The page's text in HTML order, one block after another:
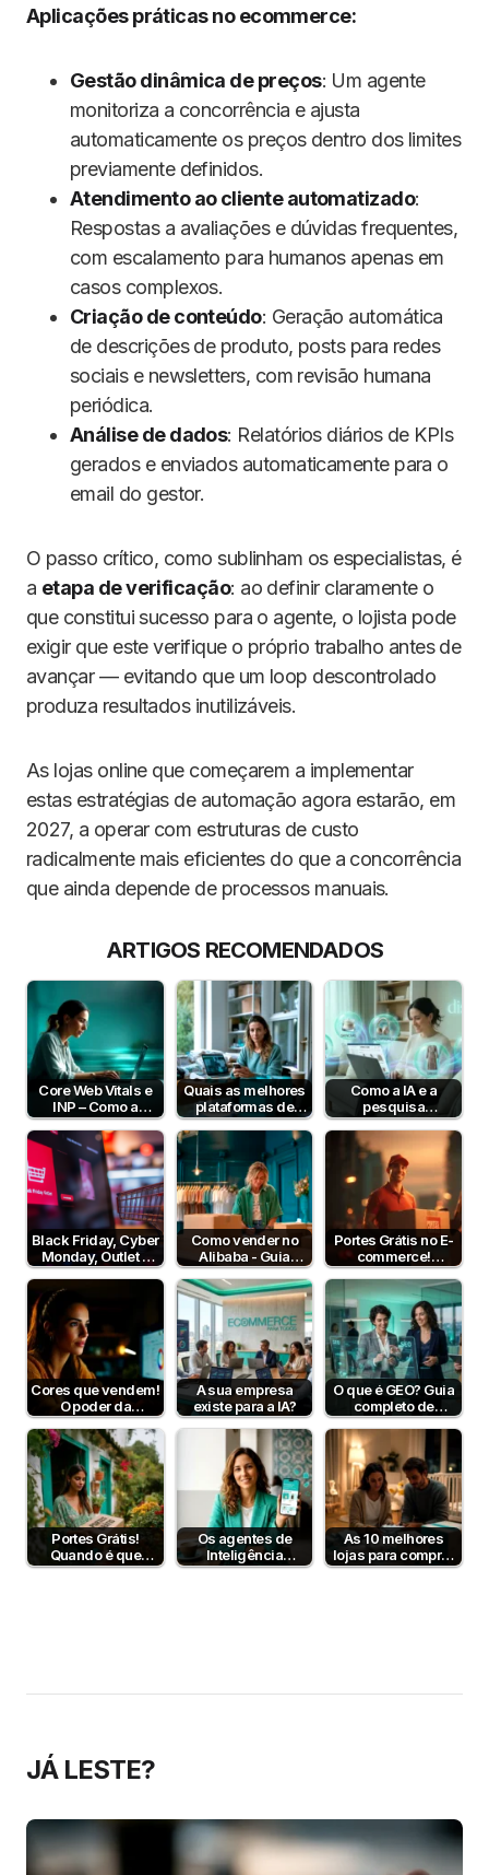
Aplicações práticas no ecommerce:
Gestão dinâmica de preços: Um agente
monitoriza a concorrência e ajusta
automaticamente os preços dentro dos limites
previamente definidos.
Atendimento ao cliente automatizado:
Respostas a avaliações e dúvidas frequentes,
com escalamento para humanos apenas em
casos complexos.
Criação de conteúdo: Geração automática
de descrições de produto, posts para redes
sociais e newsletters, com revisão humana
periódica.
Análise de dados: Relatórios diários de KPIs
gerados e enviados automaticamente para o
email do gestor.
O passo crítico, como sublinham os especialistas, é
a etapa de verificação: ao definir claramente o
que constitui sucesso para o agente, o lojista pode
exigir que este verifique o próprio trabalho antes de
avançar — evitando que um loop descontrolado
produza resultados inutilizáveis.
As lojas online que começarem a implementar
estas estratégias de automação agora estarão, em
2027, a operar com estruturas de custo
radicalmente mais eficientes do que a concorrência
que ainda depende de processos manuais.
ARTIGOS RECOMENDADOS
Core Web Vitals e
INP – Como a
Velocidade e
Interatividade do…
Quais as melhores
plataformas de
pagamento em
Portugal em 2026?
Como a IA e a
pesquisa
semântica podem
aumentar a taxa de
conversão?
Black Friday, Cyber
Monday, Outlet e
Dia sem IVA! Posso
comunicar?
Como vender no
Alibaba - Guia
Completo para
Empresas B2B em
Portugal
Portes Grátis no E-
commerce!
Vantagens e
Estratégias
Cores que vendem!
O poder da
psicologia da cor
para aumentar…
A sua empresa
existe para a IA?
O que é GEO? Guia
completo de
Generative Engine
Optimization…
Portes Grátis!
Quando é que
fazem sentido?
Os agentes de
Inteligência
Artificial já
As 10 melhores
lojas para comprar
artigos para bebé
JÁ LESTE?